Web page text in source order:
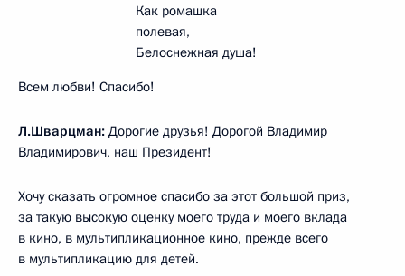
Как ромашка
полевая,
Белоснежная душа!
Всем любви! Спасибо!
Л.Шварцман: Дорогие друзья! Дорогой Владимир
Владимирович, наш Президент!
Хочу сказать огромное спасибо за этот большой приз,
за такую высокую оценку моего труда и моего вклада
в кино, в мультипликационное кино, прежде всего
в мультипликацию для детей.